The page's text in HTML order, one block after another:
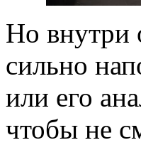
Но внутри
сильно
или его
чтобы не